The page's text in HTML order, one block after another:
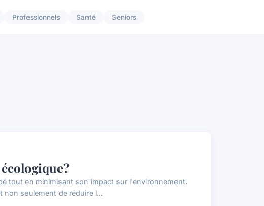
Professionnels Santé Seniors
tout en minimisant son impact sur l'environnement.
seulement de réduire l...